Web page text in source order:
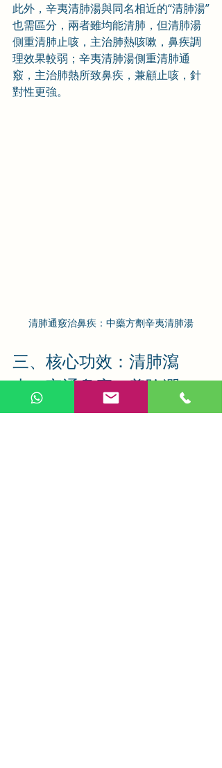
此外，辛夷清肺湯與同名相近的“清肺湯”
也需區分，兩者雖均能清肺，但清肺湯
側重清肺止咳，主治肺熱咳嗽，鼻疾調
理效果較弱；辛夷清肺湯側重清肺通
竅，主治肺熱所致鼻疾，兼顧止咳，針
對性更強。
清肺通竅治鼻疾：中藥方劑辛夷清肺湯
三、核心功效：清肺瀉
火，宣通鼻竅，養陰潤
燥，標本兼治